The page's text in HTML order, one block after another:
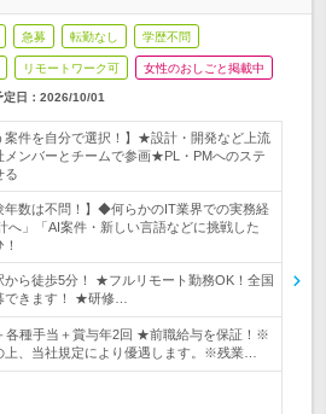
急募 転勤なし 学歴不問
リモートワーク可 女性のおしごと掲載中
日： 2026/10/01
案件を自分で選択！】★設計・開発など上流
ンバーとチームで参画★PL・PMへのステ
る
年数は不問！】◆何らかのIT業界での実務経
」「AI案件・新しい言語などに挑戦した
ら徒歩5分！ ★フルリモート勤務OK！全国
できます！ ★研修…
各種手当＋賞与年2回 ★前職給与を保証！※
上、当社規定により優遇します。※残業…